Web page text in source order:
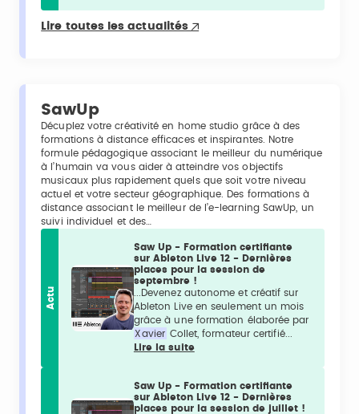
Lire toutes les actualités
SawUp
Décuplez votre créativité en home studio grâce à des
formations à distance efficaces et inspirantes. Notre
formule pédagogique associant le meilleur du numérique
à l’humain va vous aider à atteindre vos objectifs
musicaux plus rapidement quels que soit votre niveau
actuel et votre secteur géographique. Des formations à
distance associant le meilleur de l’e-learning SawUp, un
suivi individuel et des…
Actu
Saw Up - Formation certifiante
sur Ableton Live 12 - Dernières
places pour la session de
septembre !
...Devenez autonome et créatif sur
Ableton Live en seulement un mois
grâce à une formation élaborée par
Xavier Collet, formateur certifié...
Lire la suite
Saw Up - Formation certifiante
sur Ableton Live 12 - Dernières
places pour la session de juillet !